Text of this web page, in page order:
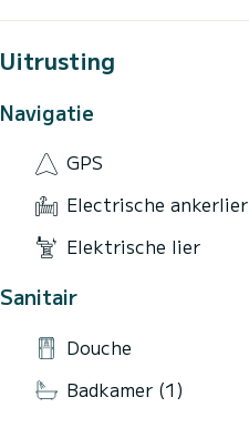
Uitrusting
Navigatie
GPS
Electrische ankerlier
Elektrische lier
Sanitair
Douche
Badkamer (1)